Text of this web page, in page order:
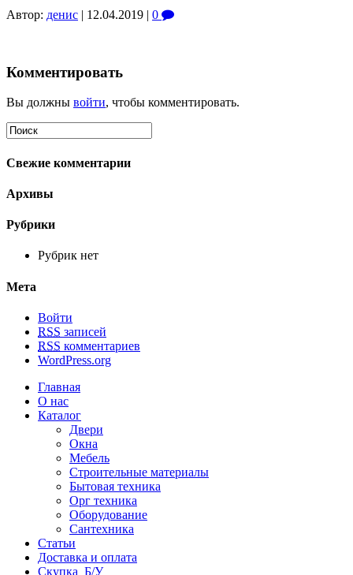
Автор: денис | 12.04.2019 | 0
Комментировать
Вы должны войти, чтобы комментировать.
Свежие комментарии
Архивы
Рубрики
Рубрик нет
Мета
Войти
RSS записей
RSS комментариев
WordPress.org
Главная
О нас
Каталог
Двери
Окна
Мебель
Строительные материалы
Бытовая техника
Орг техника
Оборудование
Сантехника
Статьи
Доставка и оплата
Скупка Б/У